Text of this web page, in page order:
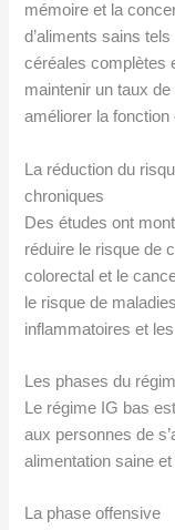
mémoire et la
d’aliments sains
céréales complètes
maintenir un taux
améliorer la fonction
La réduction du
chroniques
Des études ont
réduire le risque de
colorectal et le
le risque de
inflammatoires et
Les phases du
Le régime IG bas
aux personnes de
alimentation saine
La phase offensive